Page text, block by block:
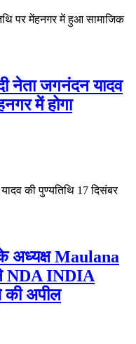
पर मेंहनगर में हुआ सामाजिक
नेता जगनंदन यादव
में होगा
की पुण्यतिथि 17 दिसंबर
अध्यक्ष Maulana
NDA INDIA
अपील